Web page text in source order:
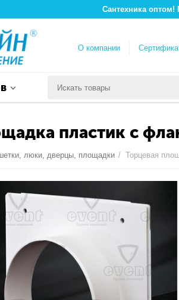
Сантехника
О компании
пластик с
люки, дверцы, площадки / Торцевая